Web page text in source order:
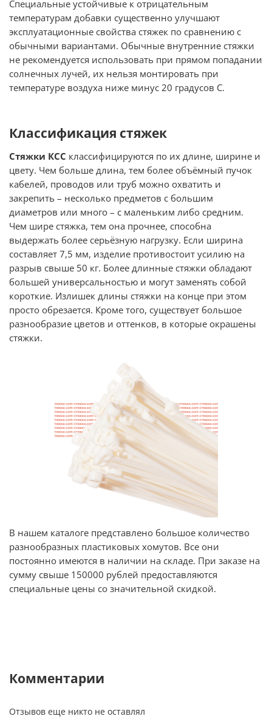
Специальные устойчивые к отрицательным
температурам добавки существенно улучшают
эксплуатационные свойства стяжек по сравнению с
обычными вариантами. Обычные внутренние стяжки
не рекомендуется использовать при прямом попадании
солнечных лучей, их нельзя монтировать при
температуре воздуха ниже минус 20 градусов С.
Классификация стяжек
Стяжки КСС классифицируются по их длине, ширине и
цвету. Чем больше длина, тем более объёмный пучок
кабелей, проводов или труб можно охватить и
закрепить – несколько предметов с большим
диаметров или много – с маленьким либо средним.
Чем шире стяжка, тем она прочнее, способна
выдержать более серьёзную нагрузку. Если ширина
составляет 7,5 мм, изделие противостоит усилию на
разрыв свыше 50 кг. Более длинные стяжки обладают
большей универсальностью и могут заменять собой
короткие. Излишек длины стяжки на конце при этом
просто обрезается. Кроме того, существует большое
разнообразие цветов и оттенков, в которые окрашены
стяжки.
В нашем каталоге представлено большое количество
разнообразных пластиковых хомутов. Все они
постоянно имеются в наличии на складе. При заказе на
сумму свыше 150000 рублей предоставляются
специальные цены со значительной скидкой.
Комментарии
Отзывов еще никто не оставлял